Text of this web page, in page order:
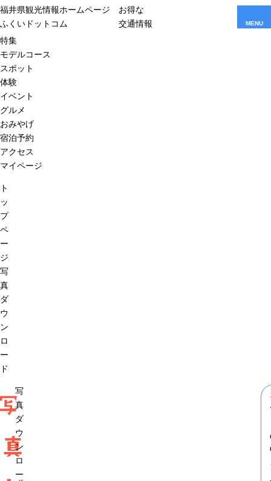
福井県観光情報ホームページ
ふくいドットコム
お得な
交通情報
MENU
特集
モデルコース
スポット
体験
イベント
グルメ
おみやげ
宿泊予約
アクセス
マイページ
ト
ッ
プ
ペ
ー
ジ
写
真
ダ
ウ
ン
ロ
ー
ド
真
写
真
ダ
ウ
ン
ロ
ー